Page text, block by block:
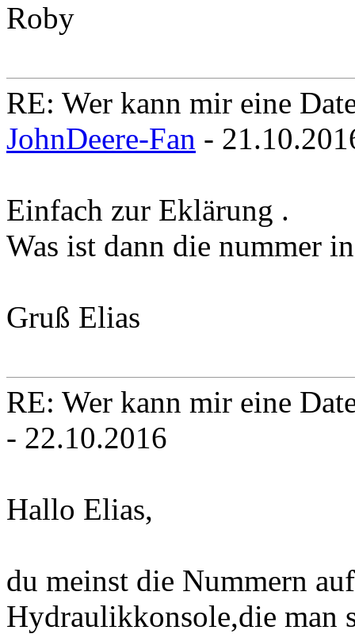
Roby
RE: Wer kann mir eine
JohnDeere-Fan -
Einfach zur Eklärung .
Was ist dann die nummer
Gruß Elias
RE: Wer kann mir eine
- 22.10.2016
Hallo Elias,
du meinst die Nummern
Hydraulikkonsole,die man